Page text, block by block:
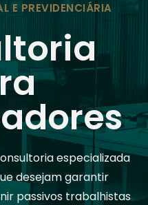
E PREVIDENCIÁRIA
especializada
desejam garantir
passivos trabalhistas